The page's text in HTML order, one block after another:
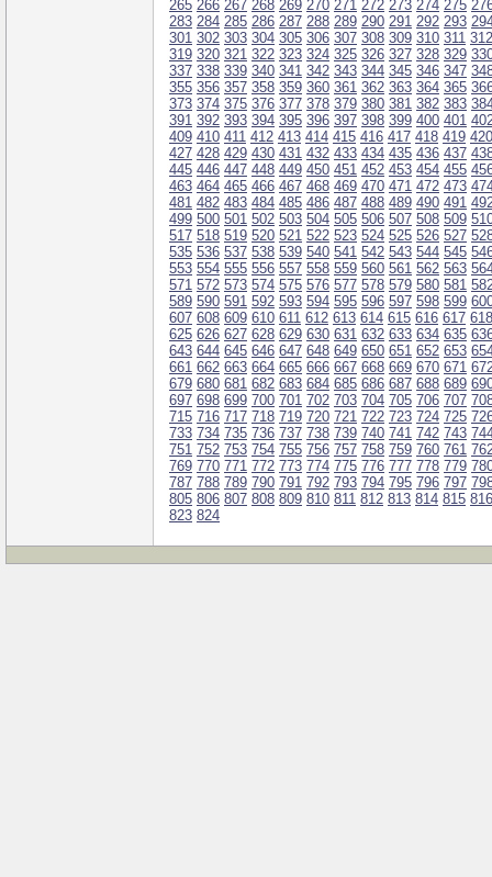
265 266 267 268 269 270 271 272 273 274 275
283 284 285 286 287 288 289 290 291 292 293
301 302 303 304 305 306 307 308 309 310 311 312
319 320 321 322 323 324 325 326 327 328 329
337 338 339 340 341 342 343 344 345 346 347
355 356 357 358 359 360 361 362 363 364 365
373 374 375 376 377 378 379 380 381 382 383
391 392 393 394 395 396 397 398 399 400 401
409 410 411 412 413 414 415 416 417 418 419 420
427 428 429 430 431 432 433 434 435 436 437
445 446 447 448 449 450 451 452 453 454 455
463 464 465 466 467 468 469 470 471 472 473
481 482 483 484 485 486 487 488 489 490 491
499 500 501 502 503 504 505 506 507 508 509
517 518 519 520 521 522 523 524 525 526 527
535 536 537 538 539 540 541 542 543 544 545
553 554 555 556 557 558 559 560 561 562 563
571 572 573 574 575 576 577 578 579 580 581
589 590 591 592 593 594 595 596 597 598 599
607 608 609 610 611 612 613 614 615 616 617 618
625 626 627 628 629 630 631 632 633 634 635
643 644 645 646 647 648 649 650 651 652 653
661 662 663 664 665 666 667 668 669 670 671
679 680 681 682 683 684 685 686 687 688 689
697 698 699 700 701 702 703 704 705 706 707
715 716 717 718 719 720 721 722 723 724 725
733 734 735 736 737 738 739 740 741 742 743
751 752 753 754 755 756 757 758 759 760 761
769 770 771 772 773 774 775 776 777 778 779
787 788 789 790 791 792 793 794 795 796 797
805 806 807 808 809 810 811 812 813 814 815 816
823 824